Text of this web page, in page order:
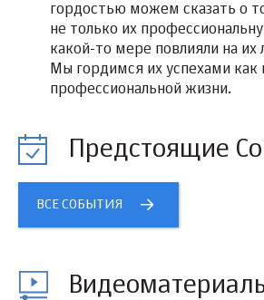
гордостью можем сказать о
не только их
какой-то мере повлияли на их
Мы гордимся их успехами как
профессиональной жизни.
Предстоящие
ВСЕ СОБЫТИЯ